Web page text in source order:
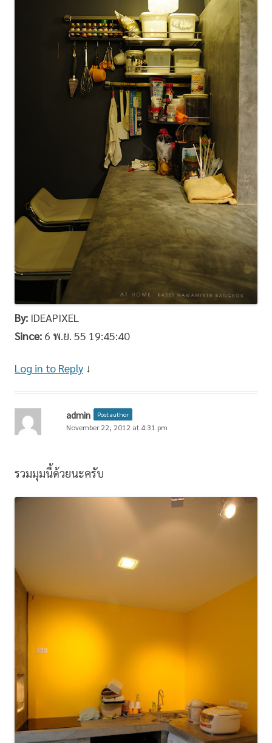
By: IDEAPIXEL
Since: 6 พ.ย. 55 19:45:40
Log in to Reply ↓
admin Post author
November 22, 2012 at 4:31 pm
รวมมุมนี้ด้วยนะครับ